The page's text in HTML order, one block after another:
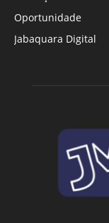
Oportunidade
Jabaquara Digital